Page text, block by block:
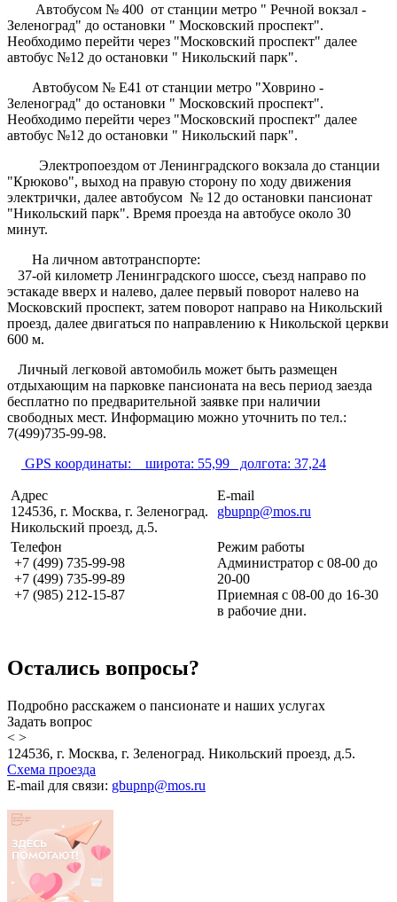
Автобусом № 400 от станции метро " Речной вокзал -
Зеленоград" до остановки " Московский проспект".
Необходимо перейти через "Московский проспект" далее
автобус №12 до остановки " Никольский парк".
Автобусом № Е41 от станции метро "Ховрино -
Зеленоград" до остановки " Московский проспект".
Необходимо перейти через "Московский проспект" далее
автобус №12 до остановки " Никольский парк".
Электропоездом от Ленинградского вокзала до станции
"Крюково", выход на правую сторону по ходу движения
электрички, далее автобусом № 12 до остановки пансионат
"Никольский парк". Время проезда на автобусе около 30
минут.
На личном автотранспорте:
37-ой километр Ленинградского шоссе, съезд направо по
эстакаде вверх и налево, далее первый поворот налево на
Московский проспект, затем поворот направо на Никольский
проезд, далее двигаться по направлению к Никольской церкви
600 м.
Личный легковой автомобиль может быть размещен
отдыхающим на парковке пансионата на весь период заезда
бесплатно по предварительной заявке при наличии
свободных мест. Информацию можно уточнить по тел.:
7(499)735-99-98.
GPS координаты: широта: 55,99 долгота: 37,24
Адрес
124536, г. Москва, г. Зеленоград.
Никольский проезд, д.5.
E-mail
gbupnp@mos.ru
Телефон
+7 (499) 735-99-98
+7 (499) 735-99-89
+7 (985) 212-15-87
Режим работы
Администратор с 08-00 до
20-00
Приемная с 08-00 до 16-30
в рабочие дни.
Остались вопросы?
Подробно расскажем о пансионате и наших услугах
Задать вопрос
< >
124536, г. Москва, г. Зеленоград. Никольский проезд, д.5.
Схема проезда
E-mail для связи: gbupnp@mos.ru